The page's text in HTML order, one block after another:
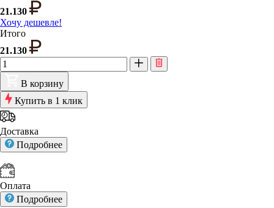
21.130
Хочу дешевле!
Итого
21.130
В корзину
Купить в 1 клик
Доставка
Подробнее
Оплата
Подробнее